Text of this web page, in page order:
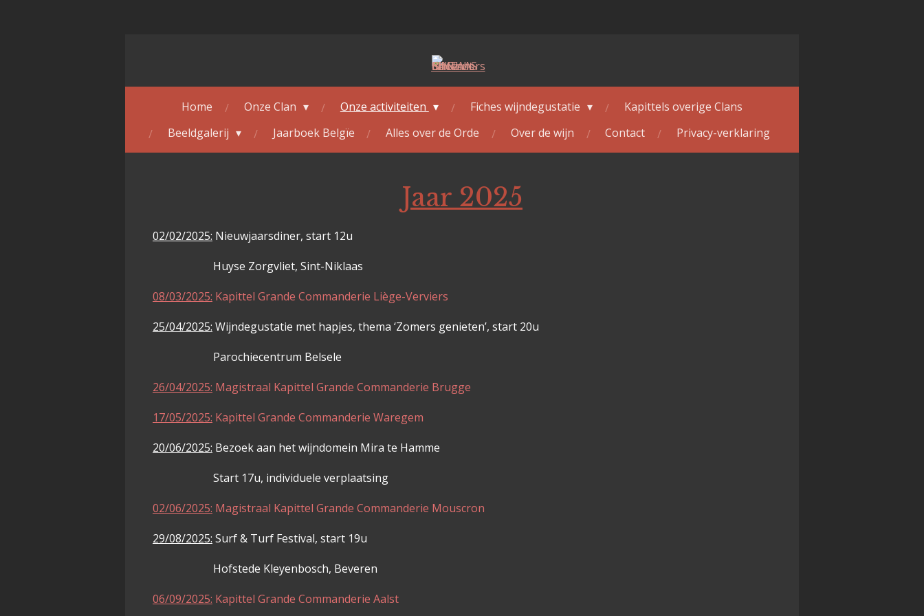
Home Onze Clan Onze activiteiten Fiches wijndegustatie
Kapittels overige Clans
Beeldgalerij
Jaarboek Belgïe Alles over de Orde Over de wijn Contact Privacy-verklaring
Jaar 2025
02/02/2025: Nieuwjaarsdiner, start 12u
Huyse Zorgvliet, Sint-Niklaas
08/03/2025: Kapittel Grande Commanderie Liège-Verviers
25/04/2025: Wijndegustatie met hapjes, thema ‘Zomers genieten’, start 20u
Parochiecentrum Belsele
26/04/2025: Magistraal Kapittel Grande Commanderie Brugge
17/05/2025: Kapittel Grande Commanderie Waregem
20/06/2025: Bezoek aan het wijndomein Mira te Hamme
Start 17u, individuele verplaatsing
02/06/2025: Magistraal Kapittel Grande Commanderie Mouscron
29/08/2025: Surf & Turf Festival, start 19u
Hofstede Kleyenbosch, Beveren
06/09/2025: Kapittel Grande Commanderie Aalst